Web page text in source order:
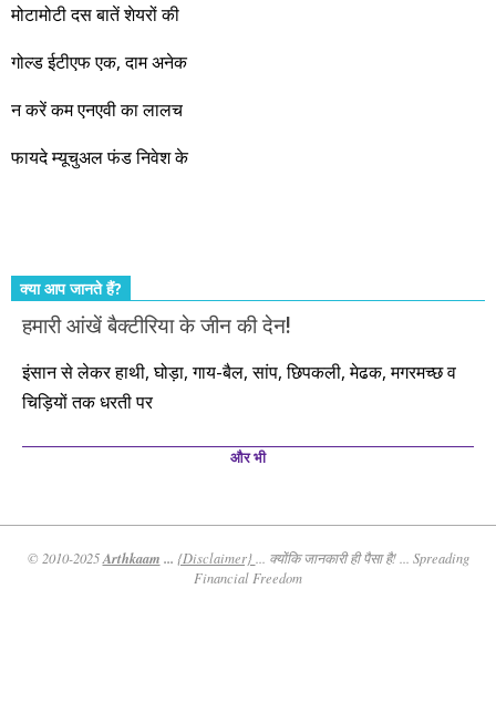
जबरदस्त प्रगति के साल होने जा रहे हैं। इस दौरान एक साल में दोगुना ही
आएंगे। दूसरे आपको बस उल्लू बनाएंगे। केवल हम ही हैं जो पूरी ईमानदारी
और सत्यनिष्ठा से आपके लिए निवेश के हर रविवार को शानदार मौके लेकर
कर्महीन नर पावत नाहीं। आपके हिस्से का कुछ कर्म हम कर दे रहे हैं। बाकी
मोटामोटी दस बातें शेयरों की
गोल्ड ईटीएफ एक, दाम अनेक
न करें कम एनएवी का लालच
फायदे म्यूचुअल फंड निवेश के
क्या आप जानते हैं?
हमारी आंखें बैक्टीरिया के जीन की देन!
इंसान से लेकर हाथी, घोड़ा, गाय-बैल, सांप, छिपकली, मेढक, मगरमच्छ व
चिड़ियों तक धरती पर
और भी
© 2010-2025Arthkaam ... {Disclaimer}
... क्योंकि जानकारी ही पैसा है! ... Spreading
Financial Freedom